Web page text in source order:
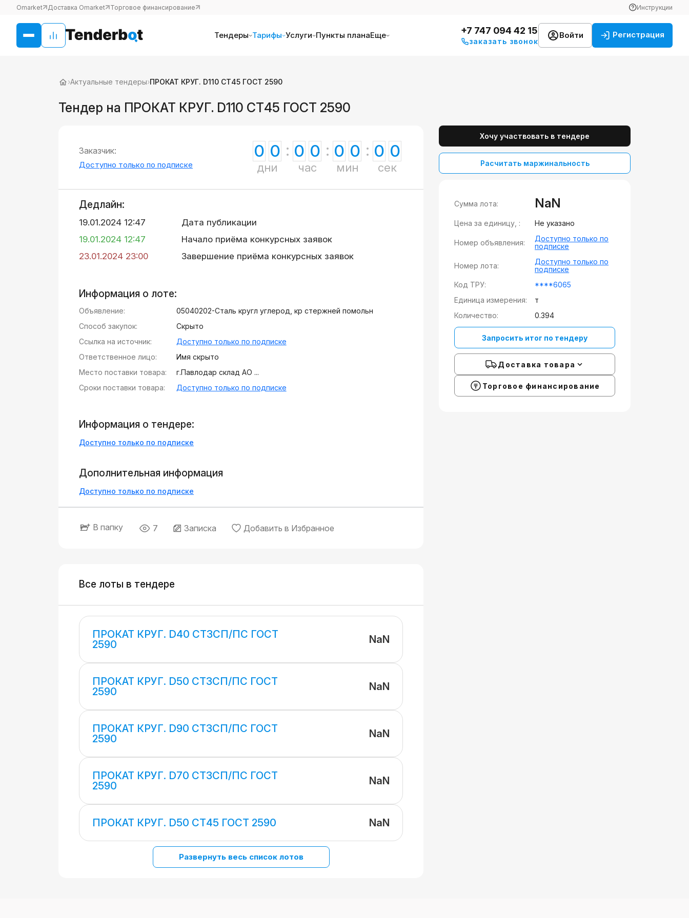
Omarket Доставка Omarket Торговое финансирование Инструкции
Тендеры Тарифы Услуги Пункты планаЕще +7 747 094 42 15
заказать звонок
Войти Регистрация
›Актуальные тендеры›ПРОКАТ КРУГ. D110 СТ45 ГОСТ 2590
Тендер на ПРОКАТ КРУГ. D110 СТ45 ГОСТ 2590
Заказчик:
Доступно только по подписке
0 0
дни
0 0
час
0 0
мин
0 0
сек
Дедлайн:
19.01.2024 12:47
Дата публикации
19.01.2024 12:47
Начало приёма конкурсных заявок
23.01.2024 23:00
Завершение приёма конкурсных заявок
Информация о лоте:
Объявление:
05040202-Сталь кругл углерод, кр стержней помольн
Способ закупок:
Скрыто
Ссылка на источник:
Доступно только по подписке
Ответственное лицо:
Имя скрыто
Место поставки товара:
г.Павлодар склад АО ...
Сроки поставки товара:
Доступно только по подписке
Информация о тендере:
Доступно только по подписке
Дополнительная информация
Доступно только по подписке
В папку 7 Записка Добавить в Избранное
Все лоты в тендере
ПРОКАТ КРУГ. D40 СТ3СП/ПС ГОСТ
2590
NaN
ПРОКАТ КРУГ. D50 СТ3СП/ПС ГОСТ
2590
NaN
ПРОКАТ КРУГ. D90 СТ3СП/ПС ГОСТ
2590
NaN
ПРОКАТ КРУГ. D70 СТ3СП/ПС ГОСТ
2590
NaN
ПРОКАТ КРУГ. D50 СТ45 ГОСТ 2590 NaN
Развернуть весь список лотов
Хочу участвовать в тендере
Расчитать маржинальность
Сумма лота: NaN
Цена за единицу, : Не указано
Номер объявления:
Доступно только по
подписке
Номер лота:
Доступно только по
подписке
Код ТРУ:
****6065
Единица измерения:
т
Количество:
0.394
Запросить итог по тендеру
Доставка товара
Торговое финансирование